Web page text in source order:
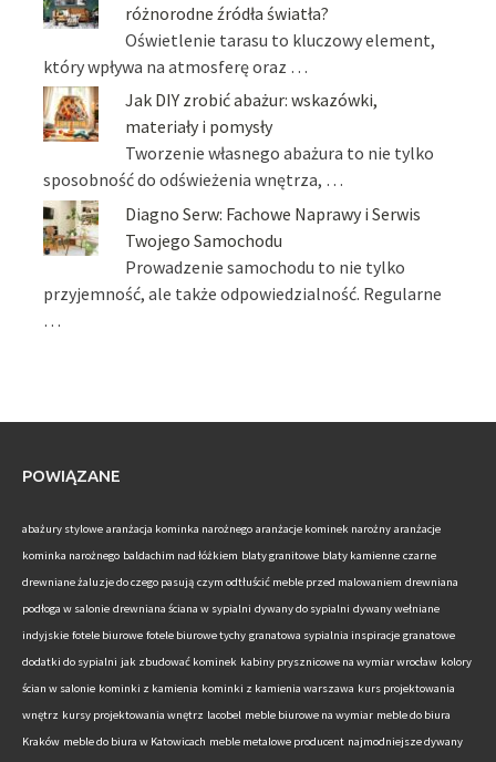
różnorodne źródła światła?
Oświetlenie tarasu to kluczowy element,
który wpływa na atmosferę oraz …
Jak DIY zrobić abażur: wskazówki,
materiały i pomysły
Tworzenie własnego abażura to nie tylko
sposobność do odświeżenia wnętrza, …
Diagno Serw: Fachowe Naprawy i Serwis
Twojego Samochodu
Prowadzenie samochodu to nie tylko
przyjemność, ale także odpowiedzialność. Regularne
…
POWIĄZANE
abażury stylowe aranżacja kominka narożnego aranżacje kominek narożny aranżacje
kominka narożnego baldachim nad łóżkiem blaty granitowe blaty kamienne czarne
drewniane żaluzje do czego pasują czym odtłuścić meble przed malowaniem drewniana
podłoga w salonie drewniana ściana w sypialni dywany do sypialni dywany wełniane
indyjskie fotele biurowe fotele biurowe tychy granatowa sypialnia inspiracje granatowe
dodatki do sypialni jak zbudować kominek kabiny prysznicowe na wymiar wrocław kolory
ścian w salonie kominki z kamienia kominki z kamienia warszawa kurs projektowania
wnętrz kursy projektowania wnętrz lacobel meble biurowe na wymiar meble do biura
Kraków meble do biura w Katowicach meble metalowe producent najmodniejsze dywany